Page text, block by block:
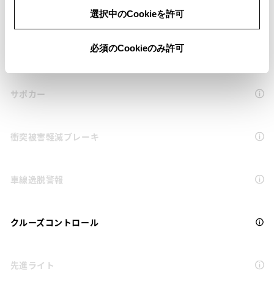
選択中のCookieを許可
必須のCookieのみ許可
安全装置・運転サポート
サポカー
衝突被害軽減ブレーキ
車線逸脱警報
クルーズコントロール
先進ライト